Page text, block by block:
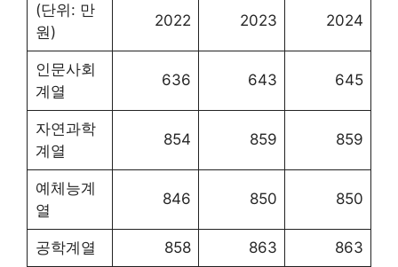
(단위: 만
원)
2022 2023 2024
인문사회
계열
636 643 645
자연과학
계열
854 859 859
예체능계
열
846 850 850
공학계열 858 863 863